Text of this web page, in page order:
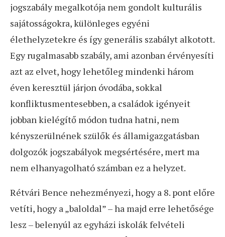
jogszabály megalkotója nem gondolt kulturális
sajátosságokra, különleges egyéni
élethelyzetekre és így generális szabályt alkotott.
Egy rugalmasabb szabály, ami azonban érvényesíti
azt az elvet, hogy lehetőleg mindenki három
éven keresztül járjon óvodába, sokkal
konfliktusmentesebben, a családok igényeit
jobban kielégítő módon tudna hatni, nem
kényszerülnének szülők és államigazgatásban
dolgozók jogszabályok megsértésére, mert ma
nem elhanyagolható számban ez a helyzet.
Rétvári Bence nehezményezi, hogy a 8. pont előre
vetíti, hogy a „baloldal” – ha majd erre lehetősége
lesz – belenyúl az egyházi iskolák felvételi